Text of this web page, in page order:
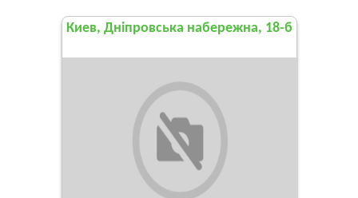
Киев, Дніпровська набережна, 18-б